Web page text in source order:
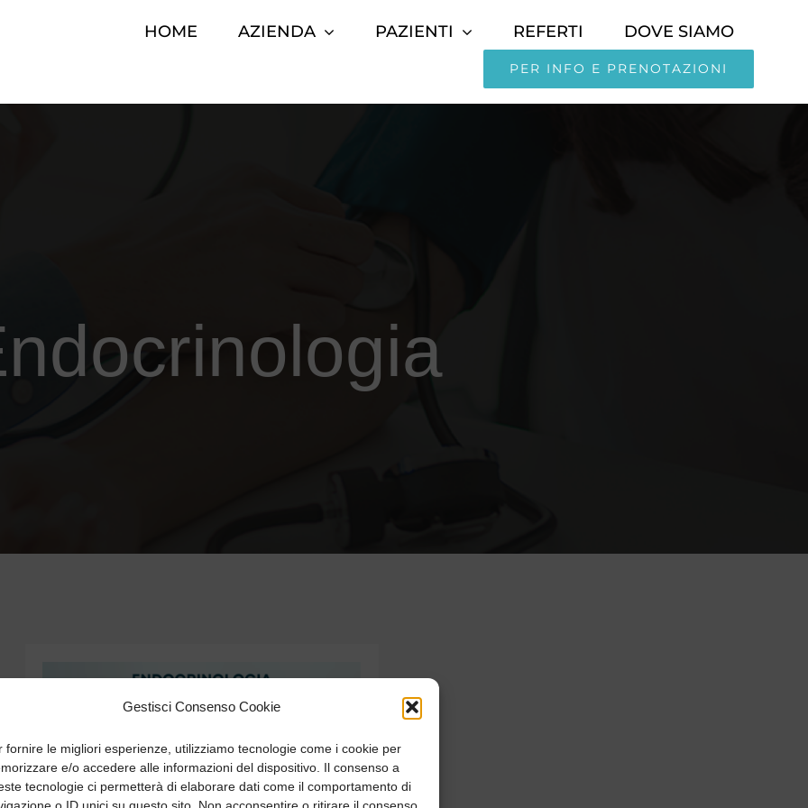
Gestisci Consenso Cookie
fornire le migliori esperienze, utilizziamo tecnologie come i cookie per
e/o accedere alle informazioni del dispositivo. Il consenso a
tecnologie ci permetterà di elaborare dati come il comportamento di
HOME AZIENDA PAZIENTI REFERTI DOVE SIAMO
PER INFO E PRENOTAZIONI